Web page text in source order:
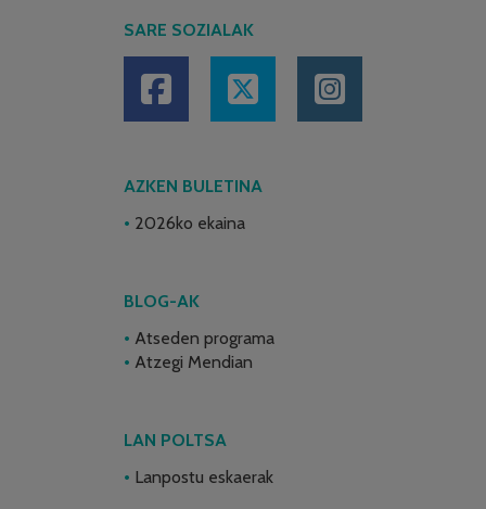
SARE SOZIALAK
AZKEN BULETINA
2026ko ekaina
BLOG-AK
Atseden programa
Atzegi Mendian
LAN POLTSA
Lanpostu eskaerak